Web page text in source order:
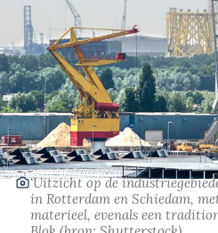
‘Uitzicht op de
in Rotterdam en Schiedam,
materieel, evenals een